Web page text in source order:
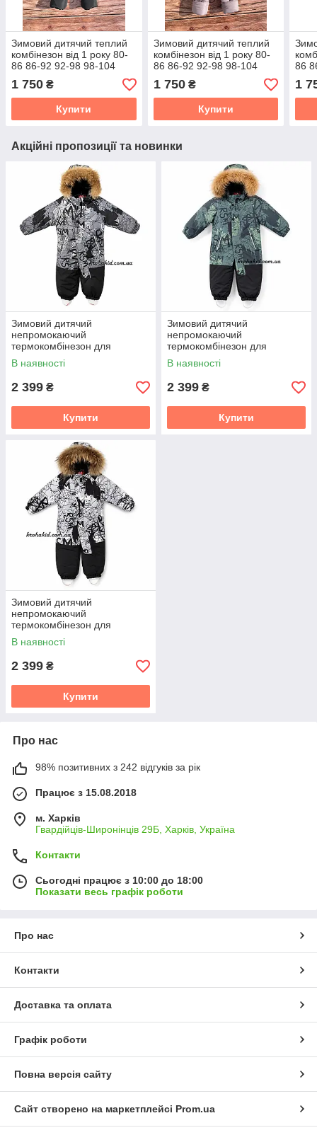
Зимовий дитячий теплий
комбінезон від 1 року 80-
86 86-92 92-98 98-104
1 750 ₴
Купити
Зимовий дитячий теплий
комбінезон від 1 року 80-
86 86-92 92-98 98-104
1 750₴
Купити
86
1
Акційні пропозиції та новинки
Зимовий дитячий
непромокаючий
термокомбінезон для
хлопчика Risingsunsoar з
хутром єнота розмір 80 86 92
В наявності
2 399 ₴
Купити
Зимовий дитячий
непромокаючий
термокомбінезон для
хлопчика Risingsunsoar з
хутром єнота розмір 80 86 92
В наявності
2 399 ₴
Купити
Зимовий дитячий
непромокаючий
термокомбінезон для
хлопчика Risingsunsoar з
хутром єнота розмір 80 86 92
В наявності
2 399 ₴
Купити
Про нас
98% позитивних з 242 відгуків за рік
Працює з 15.08.2018
м. Харків
Гвардійців-Широнінців 29Б, Харків, Україна
Контакти
Сьогодні працює з 10:00 до 18:00
Показати весь графік роботи
Про нас
Контакти
Доставка та оплата
Графік роботи
Повна версія сайту
Сайт створено на маркетплейсі Prom.ua